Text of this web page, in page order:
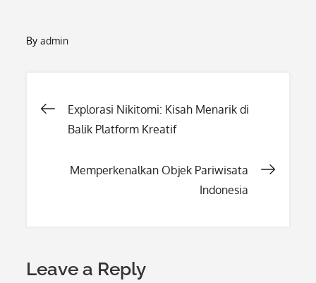
Byadmin
Post
Explorasi Nikitomi: Kisah Menarik di
Balik Platform Kreatif
Memperkenalkan Objek Pariwisata
Indonesia
Leave a Reply